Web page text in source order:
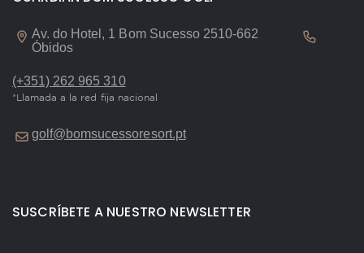
Av. do Hotel, 1 Bom Sucesso 2510-662
Óbidos
(+351) 262 965 310
*Llamada a la red fija nacional
golf@bomsucessoresort.pt
SUSCRÍBETE A NUESTRO NEWSLETTER